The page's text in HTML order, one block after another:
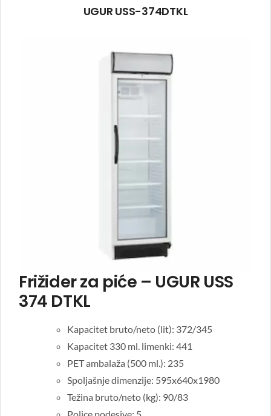
UGUR USS-374DTKL
Frižider za piće – UGUR USS
374 DTKL
Kapacitet bruto/neto (lit): 372/345
Kapacitet 330 ml. limenki: 441
PET ambalaža (500 ml.): 235
Spoljašnje dimenzije: 595x640x1980
Težina bruto/neto (kg): 90/83